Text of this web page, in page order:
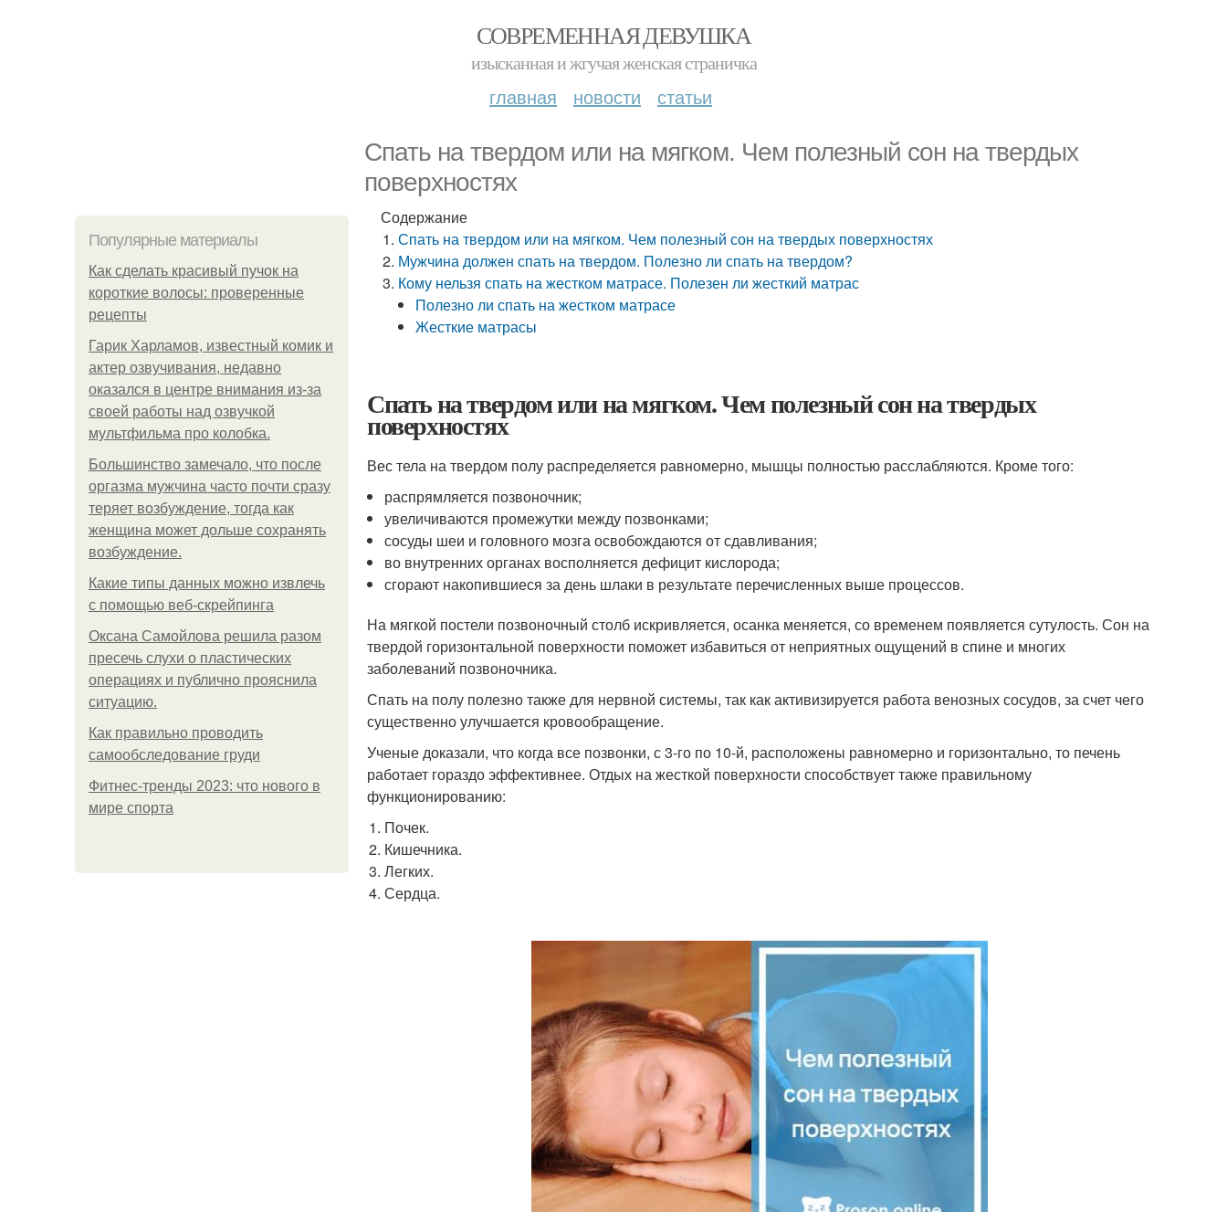
СОВРЕМЕННАЯ ДЕВУШКА
изысканная и жгучая женская страничка
главная новости статьи
Спать на твердом или на мягком. Чем полезный сон на твердых
поверхностях
Популярные материалы
Как сделать красивый пучок на
короткие волосы: проверенные
рецепты
Гарик Харламов, известный комик и
актер озвучивания, недавно
оказался в центре внимания из-за
своей работы над озвучкой
мультфильма про колобка.
Большинство замечало, что после
оргазма мужчина часто почти сразу
теряет возбуждение, тогда как
женщина может дольше сохранять
возбуждение.
Какие типы данных можно извлечь
с помощью веб-скрейпинга
Оксана Самойлова решила разом
пресечь слухи о пластических
операциях и публично прояснила
ситуацию.
Как правильно проводить
самообследование груди
Фитнес-тренды 2023: что нового в
мире спорта
Содержание
Спать на твердом или на мягком. Чем полезный сон на твердых поверхностях
Мужчина должен спать на твердом. Полезно ли спать на твердом?
Кому нельзя спать на жестком матрасе. Полезен ли жесткий матрас
Полезно ли спать на жестком матрасе
Жесткие матрасы
Спать на твердом или на мягком. Чем полезный сон на твердых
поверхностях
Вес тела на твердом полу распределяется равномерно, мышцы полностью расслабляются. Кроме того:
распрямляется позвоночник;
увеличиваются промежутки между позвонками;
сосуды шеи и головного мозга освобождаются от сдавливания;
во внутренних органах восполняется дефицит кислорода;
сгорают накопившиеся за день шлаки в результате перечисленных выше процессов.
На мягкой постели позвоночный столб искривляется, осанка меняется, со временем появляется сутулость. Сон на
твердой горизонтальной поверхности поможет избавиться от неприятных ощущений в спине и многих
заболеваний позвоночника.
Спать на полу полезно также для нервной системы, так как активизируется работа венозных сосудов, за счет чего
существенно улучшается кровообращение.
Ученые доказали, что когда все позвонки, с 3-го по 10-й, расположены равномерно и горизонтально, то печень
работает гораздо эффективнее. Отдых на жесткой поверхности способствует также правильному
функционированию:
Почек.
Кишечника.
Легких.
Сердца.